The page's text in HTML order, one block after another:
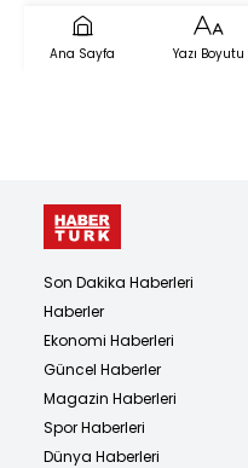
Ana Sayfa Yazı Boyutu
Son Dakika Haberleri
Haberler
Ekonomi Haberleri
Güncel Haberler
Magazin Haberleri
Spor Haberleri
Dünya Haberleri